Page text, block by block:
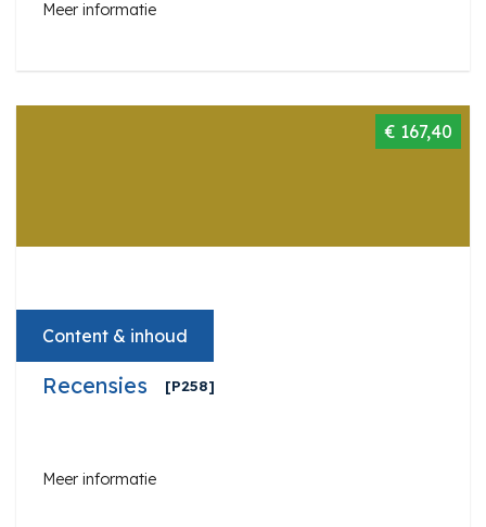
Meer informatie
€ 167,40
Content & inhoud
Recensies [P258]
Meer informatie